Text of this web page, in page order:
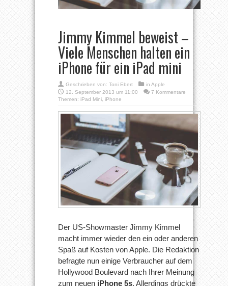
Jimmy Kimmel beweist –
Viele Menschen halten ein
iPhone für ein iPad mini
Geschrieben von: Toni Ebert in Apple
12. September 2013 um 11:00
7 Kommentare
Themen: iPad Mini iPhone
Der US-Showmaster Jimmy Kimmel
macht immer wieder den ein oder anderen
Spaß auf Kosten von Apple. Die Redaktion
befragte nun einige Verbraucher auf dem
Hollywood Boulevard nach Ihrer Meinung
zum neuen iPhone 5s. Allerdings drückte